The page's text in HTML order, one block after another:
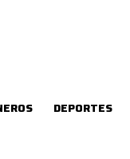
DEPORTES